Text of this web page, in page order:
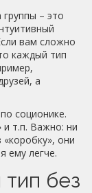
– это
вам сложно
каждый тип
а
соционике.
и т.п. Важно: ни
они
ему легче.
тип без